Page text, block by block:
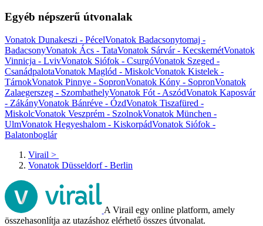
Egyéb népszerű útvonalak
Vonatok Dunakeszi - PécelVonatok Badacsonytomaj -
BadacsonyVonatok Ács - TataVonatok Sárvár - KecskemétVonatok
Vinnicja - LvivVonatok Siófok - CsurgóVonatok Szeged -
CsanádpalotaVonatok Maglód - MiskolcVonatok Kistelek -
TárnokVonatok Pinnye - SopronVonatok Kóny - SopronVonatok
Zalaegerszeg - SzombathelyVonatok Fót - AszódVonatok Kaposvár
- ZákányVonatok Bánréve - ÓzdVonatok Tiszafüred -
MiskolcVonatok Veszprém - SzolnokVonatok München -
UlmVonatok Hegyeshalom - KiskorpádVonatok Siófok -
Balatonboglár
Virail >
Vonatok Düsseldorf - Berlin
A Virail egy online platform, amely
összehasonlítja az utazáshoz elérhető összes útvonalat.